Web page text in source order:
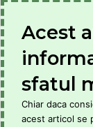
Acest
sfatul
Chiar daca
acest articol se